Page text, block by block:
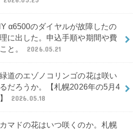
α6500のダイヤルが故障したの
に出した。申込手順や期間や費
と。
2026.05.21
道のエゾノコリンゴの花は咲い
だろうか。【札幌2026年の5月4
2026.05.18
マドの花はいつ咲くのか。札幌